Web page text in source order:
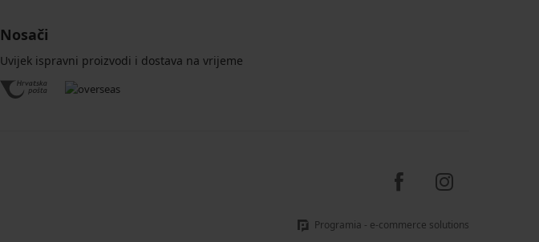
Nosači
Uvijek ispravni proizvodi i dostava na vrijeme
Programia - e-commerce solutions